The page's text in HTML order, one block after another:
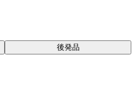
後発品